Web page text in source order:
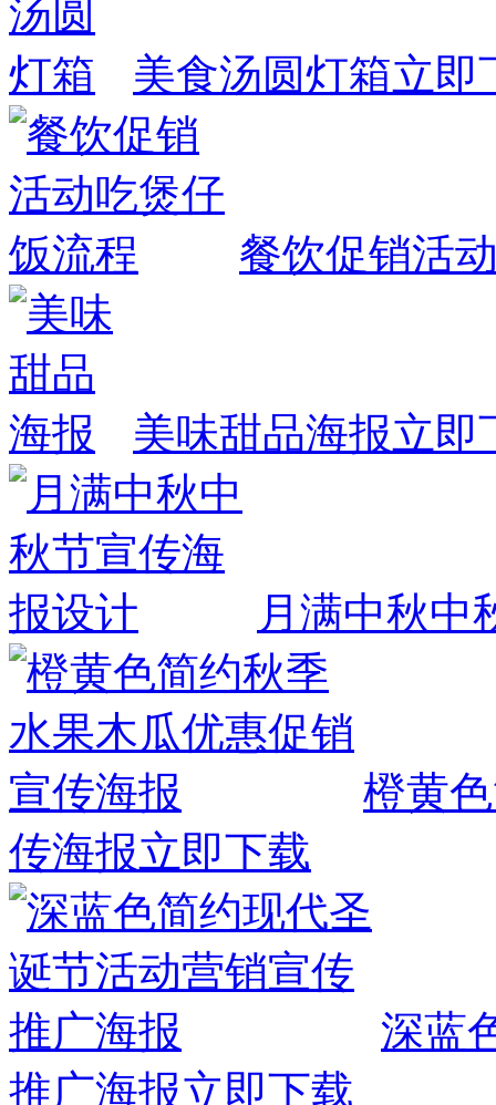
美食汤圆灯箱立即
餐饮促销活
美味甜品海报立即
月满中秋中
橙黄
传海报立即下载
深蓝
推广海报立即下载